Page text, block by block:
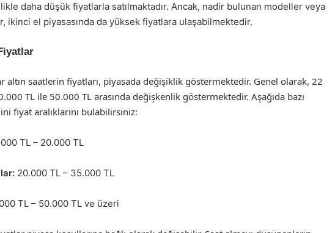
daha düşük fiyatlarla satılmaktadır. Ancak, nadir bulunan modeller veya
ikinci el piyasasında da yüksek fiyatlara ulaşabilmektedir.
altın saatlerin fiyatları, piyasada değişiklik göstermektedir. Genel olarak, 22
TL ile 50.000 TL arasında değişkenlik göstermektedir. Aşağıda bazı
fiyat aralıklarını bulabilirsiniz:
TL – 20.000 TL
20.000 TL – 35.000 TL
TL – 50.000 TL ve üzeri